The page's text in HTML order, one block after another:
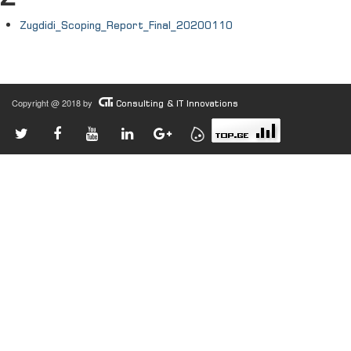
Zugdidi_Scoping_Report_Final_20200110
Copyright @ 2018 by Consulting & IT Innovations